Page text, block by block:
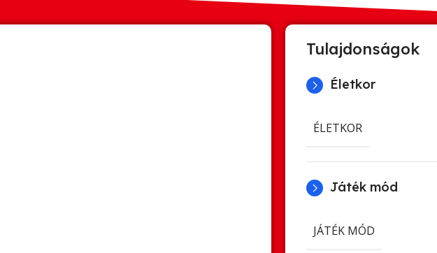
Tulajdonságok
Életkor
ÉLETKOR
Játék mód
JÁTÉK MÓD